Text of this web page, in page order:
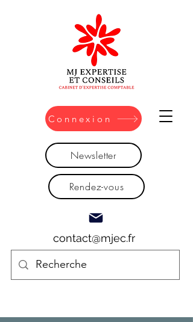
Connexion
Newsletter
contact@mjec.fr
Rendez-vous